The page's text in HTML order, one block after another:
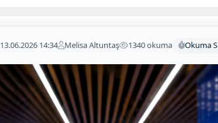
13.06.2026 14:34 Melisa Altuntaş 1340 okuma Okuma